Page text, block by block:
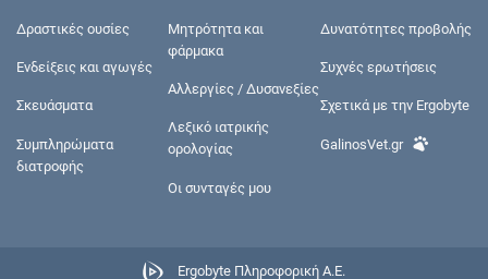
Δραστικές ουσίες
Ενδείξεις και αγωγές
Σκευάσματα
Συμπληρώματα
διατροφής
Μητρότητα και
φάρμακα
Αλλεργίες / Δυσανεξίες
Λεξικό ιατρικής
ορολογίας
Οι συνταγές μου
Δυνατότητες προβολής
Συχνές ερωτήσεις
Σχετικά με την Ergobyte
GalinosVet.gr
Ergobyte Πληροφορική Α.Ε.